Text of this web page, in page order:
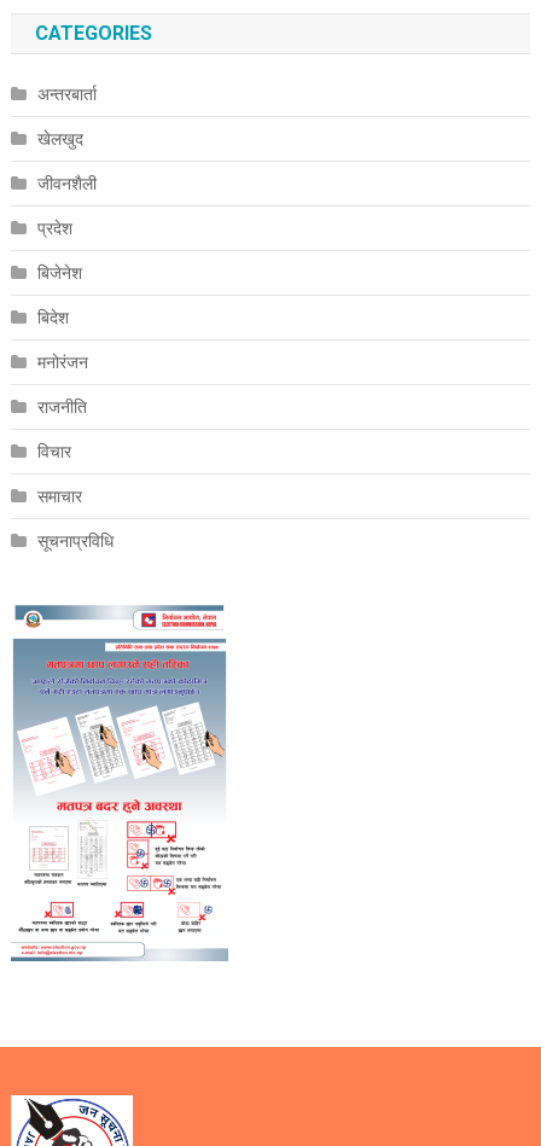
CATEGORIES
अन्तरबार्ता
खेलखुद
जीवनशैली
प्रदेश
बिजेनेश
बिदेश
मनोरंजन
राजनीति
विचार
समाचार
सूचनाप्रविधि